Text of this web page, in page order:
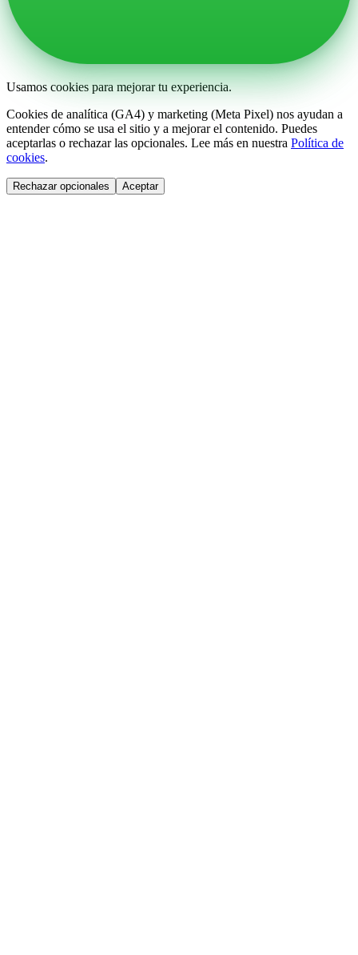
Usamos cookies para mejorar tu experiencia.
Cookies de analítica (GA4) y marketing (Meta Pixel) nos ayudan a
entender cómo se usa el sitio y a mejorar el contenido. Puedes
aceptarlas o rechazar las opcionales. Lee más en nuestra Política de
cookies.
Rechazar opcionales Aceptar